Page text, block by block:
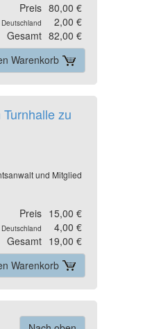
Preis 80,00 €
Deutschland
2,00 €
Gesamt 82,00 €
Warenkorb
zu
und Mitglied
Preis 15,00 €
Deutschland
4,00 €
Gesamt 19,00 €
Warenkorb